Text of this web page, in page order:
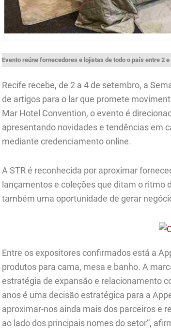
Evento reúne fornecedores e lojistas de todo o país entre 2
Recife recebe, de 2 a 4 de setembro, a
de artigos para o lar que promete
Mar Hotel Convention, o evento é
apresentando novidades e tendências em
mediante credenciamento online.
A STR é reconhecida por aproximar
lançamentos e coleções que ditam o ritmo
também uma oportunidade de gerar
Entre os expositores confirmados está a
produtos para cama, mesa e banho. A
estratégia de expansão e relacionamento
anos é uma decisão estratégica para a
aproximar-nos ainda mais dos parceiros e
ao lado dos principais nomes do setor”,